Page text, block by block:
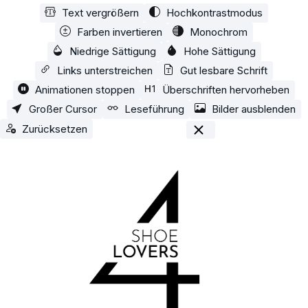
Zum Hauptinhalt springen
Text vergrößern
Hochkontrastmodus
Farben invertieren
Monochrom
Niedrige Sättigung
Hohe Sättigung
Links unterstreichen
Gut lesbare Schrift
Animationen stoppen
Überschriften hervorheben
Großer Cursor
Leseführung
Bilder ausblenden
Zurücksetzen